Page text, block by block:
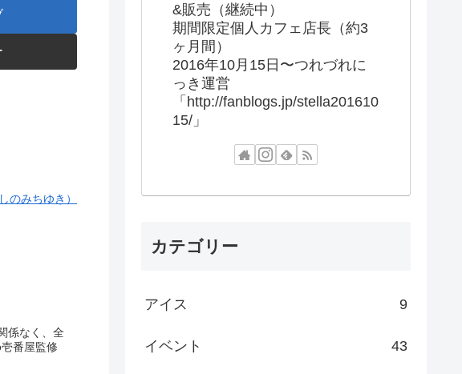
のみちゆき）
係なく、全
壱番屋監修
&販売（継続中）
期間限定個人カフェ店長（約3
ヶ月間）
2016年10月15日〜つれづれに
っき運営
「http://fanblogs.jp/stella201610
15/」
カテゴリー
アイス 9
イベント 43